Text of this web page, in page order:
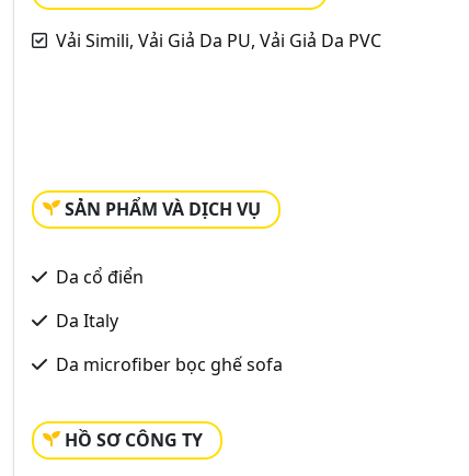
Vải Simili, Vải Giả Da PU, Vải Giả Da PVC
SẢN PHẨM VÀ DỊCH VỤ
Da cổ điển
Da Italy
Da microfiber bọc ghế sofa
HỒ SƠ CÔNG TY